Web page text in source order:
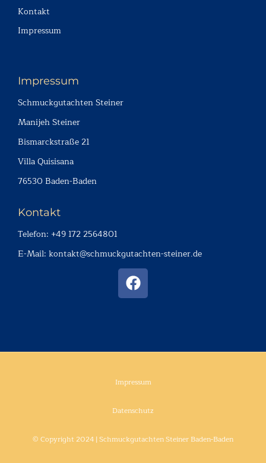
Kontakt
Impressum
Impressum
Schmuckgutachten Steiner
Manijeh Steiner
Bismarckstraße 21
Villa Quisisana
76530 Baden-Baden
Kontakt
Telefon: ‭+49 172 2564801‬
E-Mail: kontakt@schmuckgutachten-steiner.de
© Copyright 2024 | Schmuckgutachten Steiner Baden-Baden
Impressum
Datenschutz